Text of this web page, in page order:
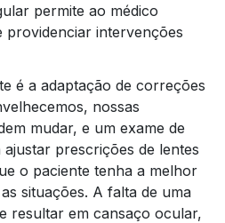
permite ao médico
providenciar intervenções
é a adaptação de correções
nossas
mudar, e um exame de
ajustar prescrições de lentes
o paciente tenha a melhor
situações. A falta de uma
resultar em cansaço ocular,